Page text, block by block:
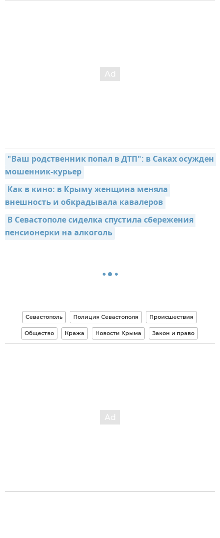
"Ваш родственник попал в ДТП": в Саках осужден
мошенник-курьер
Как в кино: в Крыму женщина меняла
внешность и обкрадывала кавалеров
В Севастополе сиделка спустила сбережения
пенсионерки на алкоголь
Севастополь Полиция Севастополя Происшествия
Общество Кража Новости Крыма Закон и право